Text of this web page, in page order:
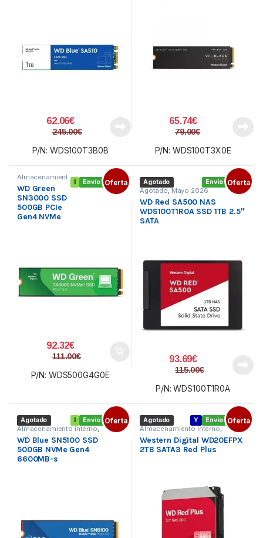
62.06€
245.00€
P/N: WDS100T3B0B
65.74€
79.00€
P/N: WDS100T3X0E
Envío gratis
Oferta
Almacenamient
Componentes
SSD M.2
WD Green
SN3000 SSD
500GB PCIe
Gen4 NVMe
92.32€
111.00€
P/N: WDS500G4G0E
Envío gratis
Agotado Oferta
Agotado, Mayo 2026
WD Red SA500 NAS
WDS100T1R0A SSD 1TB 2.5″
SATA
93.69€
115.00€
P/N: WDS100T1R0A
Envío gratis
I
Agotado Oferta
Almacenamiento interno,
Componentes
WD Blue SN5100 SSD
500GB NVMe Gen4
6600MB-s
Envío gratis
Y
Agotado Oferta
Almacenamiento interno,
Componentes , Disco duro 3.5
Western Digital WD20EFPX
2TB SATA3 Red Plus